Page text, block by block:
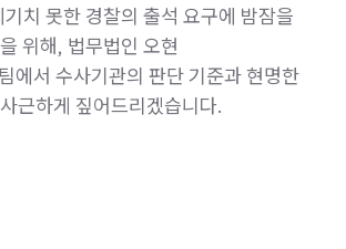
치 못한 경찰의 출석 요구에 밤잠을
위해, 법무법인 오현
에서 수사기관의 판단 기준과 현명한
근하게 짚어드리겠습니다.